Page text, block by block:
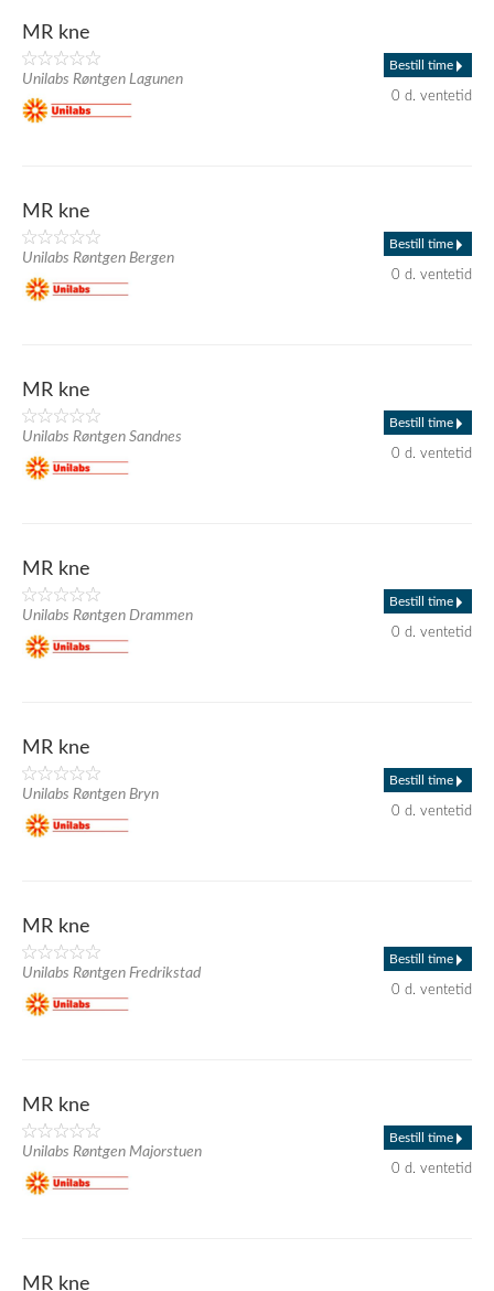
MR kne
Unilabs Røntgen Lagunen
Bestill time
0 d. ventetid
MR kne
Unilabs Røntgen Bergen
Bestill time
0 d. ventetid
MR kne
Unilabs Røntgen Sandnes
Bestill time
0 d. ventetid
MR kne
Unilabs Røntgen Drammen
Bestill time
0 d. ventetid
MR kne
Unilabs Røntgen Bryn
Bestill time
0 d. ventetid
MR kne
Unilabs Røntgen Fredrikstad
Bestill time
0 d. ventetid
MR kne
Unilabs Røntgen Majorstuen
Bestill time
0 d. ventetid
MR kne